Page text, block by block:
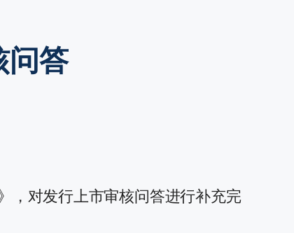
问答
，对发行上市审核问答进行补充完